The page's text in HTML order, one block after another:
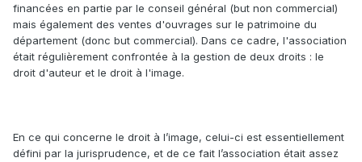
financées en partie par le conseil général (but non commercial)
mais également des ventes d'ouvrages sur le patrimoine du
département (donc but commercial). Dans ce cadre, l'association
était régulièrement confrontée à la gestion de deux droits : le
droit d'auteur et le droit à l'image.
En ce qui concerne le droit à l’image, celui-ci est essentiellement
défini par la jurisprudence, et de ce fait l’association était assez